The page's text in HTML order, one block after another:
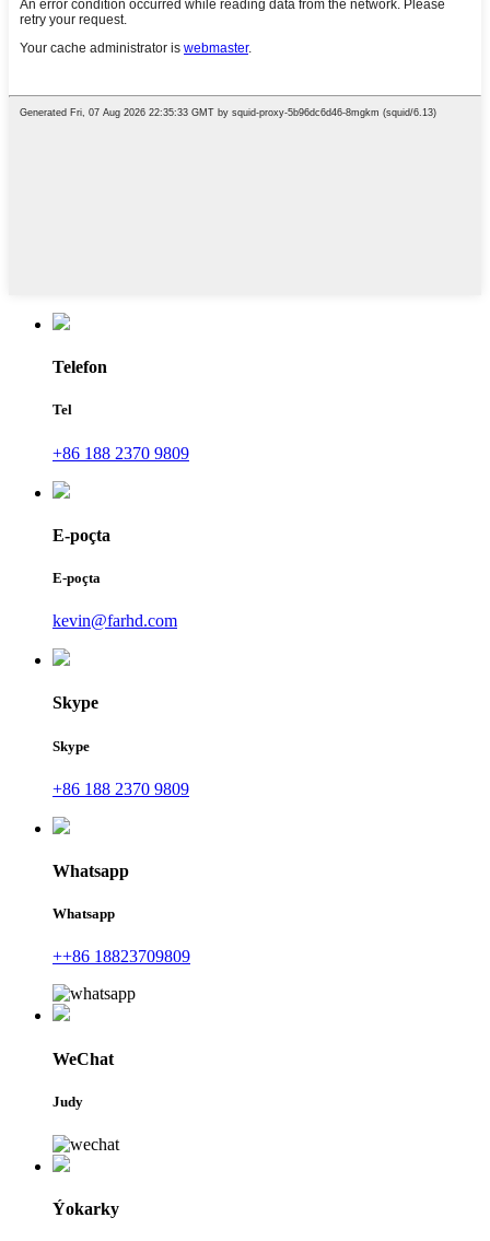
Telefon
Tel
+86 188 2370 9809
E-poçta
E-poçta
kevin@farhd.com
Skype
Skype
+86 188 2370 9809
Whatsapp
Whatsapp
++86 18823709809
WeChat
Judy
Ýokarky